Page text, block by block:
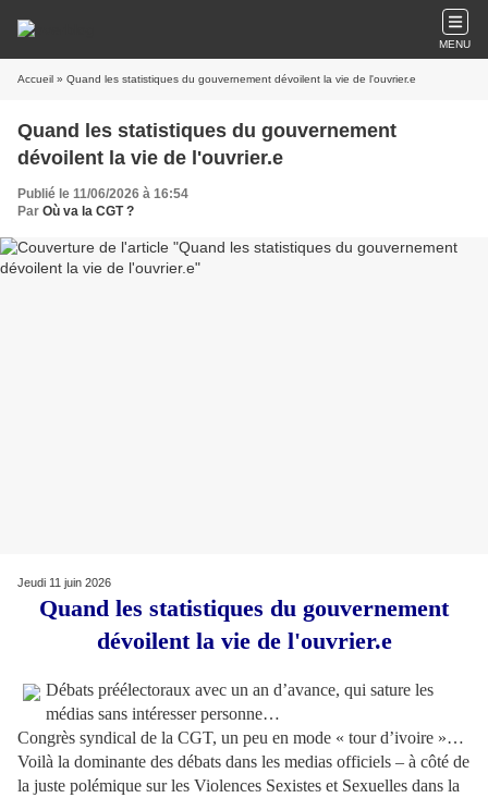
MENU
Accueil » Quand les statistiques du gouvernement dévoilent la vie de l'ouvrier.e
Quand les statistiques du gouvernement
dévoilent la vie de l'ouvrier.e
Publié le 11/06/2026 à 16:54
Par Où va la CGT ?
Jeudi 11 juin 2026
Quand les statistiques du gouvernement
dévoilent la vie de l'ouvrier.e
Débats préélectoraux avec un an d’avance, qui sature les
médias sans intéresser personne…
Congrès syndical de la CGT, un peu en mode « tour d’ivoire »…
Voilà la dominante des débats dans les medias officiels – à côté de
la juste polémique sur les Violences Sexistes et Sexuelles dans la